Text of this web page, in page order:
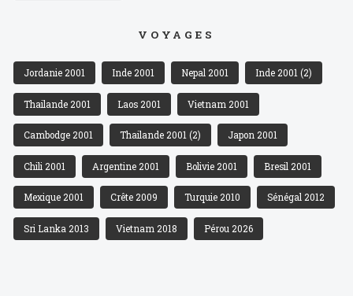
VOYAGES
Jordanie 2001 Inde 2001 Nepal 2001 Inde 2001 (2)
Thailande 2001 Laos 2001 Vietnam 2001
Cambodge 2001 Thailande 2001 (2) Japon 2001
Chili 2001 Argentine 2001 Bolivie 2001 Bresil 2001
Mexique 2001 Crête 2009 Turquie 2010 Sénégal 2012
Sri Lanka 2013 Vietnam 2018 Pérou 2026